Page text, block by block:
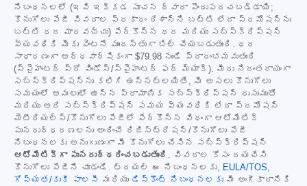
నిబంధనలలో (ఇవి ఇక్కడ సూచన ద్వారా పొందుపరచబడ్డాయి;
కొనుగోలు పేజీ వివరాల ప్రకారం దేశాన్ని బట్టి లేదా ప్రమోషన్‌ను
బట్టి ధర మారవచ్చు) పేర్కొన్న ధర మరియు సబ్‌స్క్రిప్షన్
వ్యవధికి మీకు వెంటనే ముందస్తుగా బిల్ చేయబడుతుంది. ధర
సాధారణంగా అర్ధవార్షికంగా $79.98 నుండి ప్రారంభమవుతుంది
(స్పైహంటర్ ప్రో విండోస్/స్పైహంటర్ ఫర్ మ్యాక్). మీరు నిరంతరాయంగా
సబ్‌స్క్రిప్షన్‌ను కలిగి ఉన్నట్లయితే, మీ అసలు కొనుగోలు
సమయంలో అమలులో ఉన్న ప్రామాణిక సబ్‌స్క్రిప్షన్ రుసుముతో
మరియు అదే సబ్‌స్క్రిప్షన్ సమయ వ్యవధికి లేదా ప్రమోషన్
మెటీరియల్స్/కొనుగోలు పేజీలో పేర్కొన్న విధంగా ఆటోమేటిక్
పునరుద్ధరణలను అందించే రిజిస్ట్రేషన్/కొనుగోలు పేజీ
నిబంధనలకు అనుగుణంగా మీ కొనుగోలు చేసిన సబ్‌స్క్రిప్షన్
ఆటోమేటిక్‌గా పునరుద్ధరించబడుతుంది
. వివరాల కోసం దయచేసి
కొనుగోలు పేజీని చూడండి. ట్రయల్ ఈ నిబంధనలకు,
EULA/TOS
గోప్యత/కుకీ పాలసీ మరియు డిస్కౌంట్ నిబంధనలకు మీ అంగీకారానికి